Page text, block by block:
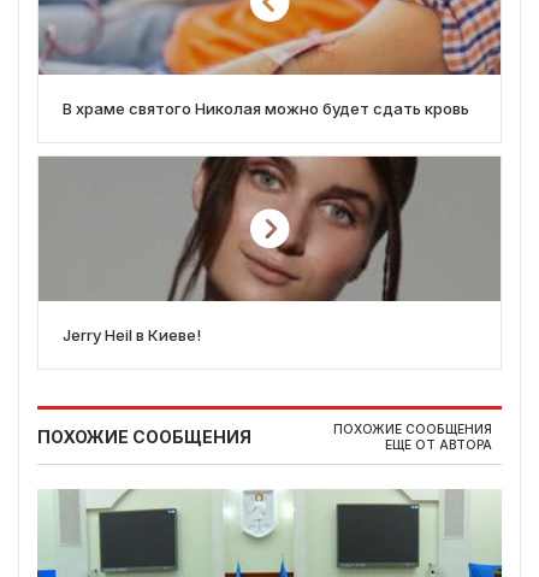
В храме святого Николая можно будет сдать кровь
Jerry Heil в Киеве!
ПОХОЖИЕ СООБЩЕНИЯ
ПОХОЖИЕ СООБЩЕНИЯ
ЕЩЕ ОТ АВТОРА